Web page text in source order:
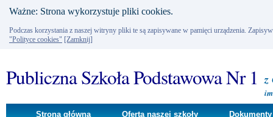
Ważne: Strona wykorzystuje pliki cookies.
Podczas korzystania z naszej witryny pliki te są zapisywane w pamięci urządzenia.
"Polityce cookies" [Zamknij]
Publiczna Szkoła Podstawowa Nr 1 z
Strona główna Oferta naszej szkoły